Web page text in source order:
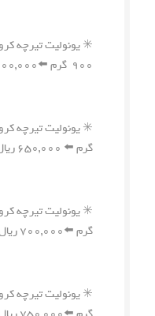
۹۰۰ گرم ⬅️۶۰۰,۰۰۰ ریال
گرم ⬅️ ۶۵۰,۰۰۰ ریال
گرم ⬅️۷۰۰,۰۰۰ ریال